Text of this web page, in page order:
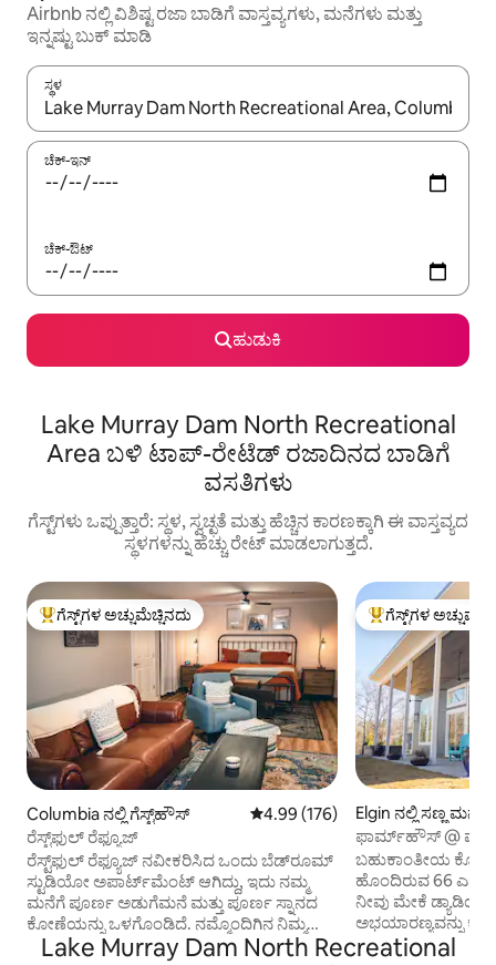
Airbnb ನಲ್ಲಿ ವಿಶಿಷ್ಟ ರಜಾ ಬಾಡಿಗೆ ವಾಸ್ತವ್ಯಗಳು, ಮನೆಗಳು ಮತ್ತು
ಇನ್ನಷ್ಟು ಬುಕ್ ಮಾಡಿ
ಸ್ಥಳ
ಫಲಿತಾಂಶಗಳು ಲಭ್ಯವಿರುವಾಗ, ಅಪ್ ಮತ್ತು ಡೌನ್ ಬಾಣದ ಕೀಲಿಗಳೊಂದಿಗೆ
ಚೆಕ್-ಇನ್
ಚೆಕ್-ಔಟ್
ಹುಡುಕಿ
Lake Murray Dam North Recreational
Area ಬಳಿ ಟಾಪ್-ರೇಟೆಡ್ ರಜಾದಿನದ ಬಾಡಿಗೆ
ವಸತಿಗಳು
ಗೆಸ್ಟ್‌ಗಳು ಒಪ್ಪುತ್ತಾರೆ: ಸ್ಥಳ, ಸ್ವಚ್ಛತೆ ಮತ್ತು ಹೆಚ್ಚಿನ ಕಾರಣಕ್ಕಾಗಿ ಈ ವಾಸ್ತವ್ಯದ
ಸ್ಥಳಗಳನ್ನು ಹೆಚ್ಚು ರೇಟ್ ಮಾಡಲಾಗುತ್ತದೆ.
ಗೆಸ್ಟ್‌ಗಳಿಗೆ ಅತಿ ಹೆಚ್ಚು ಅಚ್ಚುಮೆಚ್ಚಿನದು
ಗೆಸ್ಟ್‌ಗಳ ಅಚ್ಚುಮೆಚ್ಚಿನದು
Columbia ನಲ್ಲಿ ಗೆಸ್ಟ್‌ಹೌಸ್ 5 ರಲ್ಲಿ 4.99 ಸರಾಸರಿ ರೇಟಿಂಗ್, 176
4.99 (176)
ರೆಸ್ಟ್‌ಫುಲ್ ರೆಫ್ಯೂಜ್
ರೆಸ್ಟ್‌ಫುಲ್ ರೆಫ್ಯೂಜ್ ನವೀಕರಿಸಿದ ಒಂದು ಬೆಡ್‌ರೂಮ್
ಸ್ಟುಡಿಯೋ ಅಪಾರ್ಟ್‌ಮೆಂಟ್ ಆಗಿದ್ದು, ಇದು ನಮ್ಮ
ಮನೆಗೆ ಪೂರ್ಣ ಅಡುಗೆಮನೆ ಮತ್ತು ಪೂರ್ಣ ಸ್ನಾನದ
ಕೋಣೆಯನ್ನು ಒಳಗೊಂಡಿದೆ. ನಮ್ಮೊಂದಿಗಿನ ನಿಮ್ಮ
ವಾಸ್ತವ್ಯಕ್ಕಾಗಿ ನೀವು ಖಾಸಗಿ ಪ್ರವೇಶವನ್ನು
ಗೆಸ್ಟ್‌ಗಳಿಗೆ ಅತಿ ಹೆಚ್ಚು
ಗೆಸ್ಟ್‌ಗಳ
Elgin ನಲ್ಲಿ ಸಣ್ಣ ಮನೆ
ಫಾರ್ಮ್‌ಹೌಸ್ @ ಮೇಕೆ
ಬಹುಕಾಂತೀಯ
ಹೊಂದಿರುವ 66 ಎಕರೆ
ನೀವು ಮೇಕೆ ಡ್ಯಾಡಿಯ
ಅಭಯಾರಣ್ಯವನ್ನು ಕಾಣುತ್ತೀರಿ. ನಮ್ಮ
ಮನೆಯು ನಿಮ್ಮ ಫಾರ್ಮ್
Lake Murray Dam North Recreational